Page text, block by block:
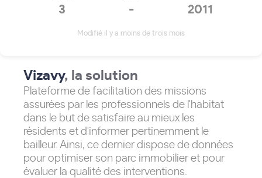
3 - 2011
Modifié il y a moins de trois mois
Vizavy, la solution
Plateforme de facilitation des missions
assurées par les professionnels de l'habitat
dans le but de satisfaire au mieux les
résidents et d'informer pertinemment le
bailleur. Ainsi, ce dernier dispose de données
pour optimiser son parc immobilier et pour
évaluer la qualité des interventions.